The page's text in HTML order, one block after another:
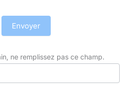
Envoyer
ne remplissez pas ce champ.